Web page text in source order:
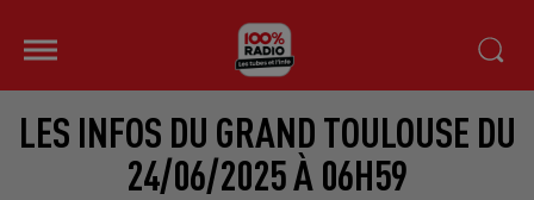
LES INFOS DU GRAND TOULOUSE DU
24/06/2025 À 06H59